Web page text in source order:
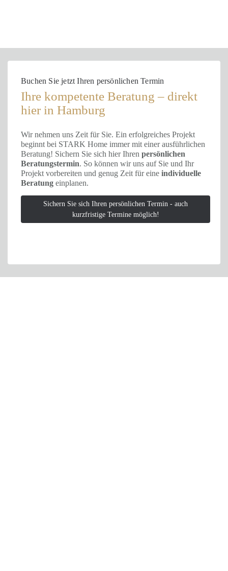
Buchen Sie jetzt Ihren persönlichen Termin
Ihre kompetente Beratung – direkt
hier in Hamburg
Wir nehmen uns Zeit für Sie. Ein erfolgreiches Projekt
beginnt bei STARK Home immer mit einer ausführlichen
Beratung! Sichern Sie sich hier Ihren persönlichen
Beratungstermin. So können wir uns auf Sie und Ihr
Projekt vorbereiten und genug Zeit für eine individuelle
Beratung einplanen.
Sichern Sie sich Ihren persönlichen Termin - auch
kurzfristige Termine möglich!